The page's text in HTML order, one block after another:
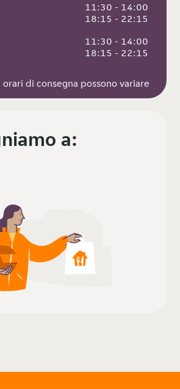
11:30 - 14:00
18:15 - 22:15
11:30 - 14:00
18:15 - 22:15
orari di consegna possono variare
a: